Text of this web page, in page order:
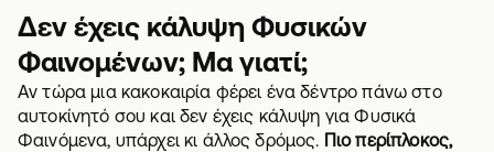
Δεν έχεις κάλυψη Φυσικών
Φαινομένων; Μα γιατί;
Αν τώρα μια κακοκαιρία φέρει ένα δέντρο πάνω στο
αυτοκίνητό σου και δεν έχεις κάλυψη για Φυσικά
Φαινόμενα, υπάρχει κι άλλος δρόμος. Πιο περίπλοκος,